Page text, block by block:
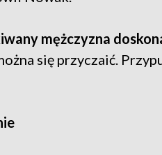
mężczyzna
się przyczaić.